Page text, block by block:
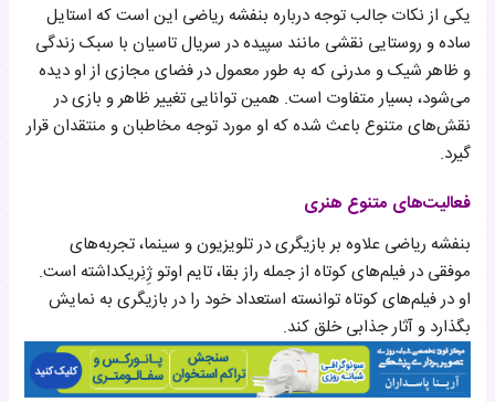
یکی از نکات جالب توجه درباره بنفشه ریاضی این است که استایل
ساده و روستایی نقشی مانند سپیده در سریال تاسیان با سبک زندگی
و ظاهر شیک و مدرنی که به طور معمول در فضای مجازی از او دیده
می‌شود، بسیار متفاوت است. همین توانایی تغییر ظاهر و بازی در
نقش‌های متنوع باعث شده که او مورد توجه مخاطبان و منتقدان قرار
گیرد.
فعالیت‌های متنوع هنری
بنفشه ریاضی علاوه بر بازیگری در تلویزیون و سینما، تجربه‌های
موفقی در فیلم‌های کوتاه از جمله راز بقا، تایم اوتو ژِنِریکداشته است.
او در فیلم‌های کوتاه توانسته استعداد خود را در بازیگری به نمایش
بگذارد و آثار جذابی خلق کند.